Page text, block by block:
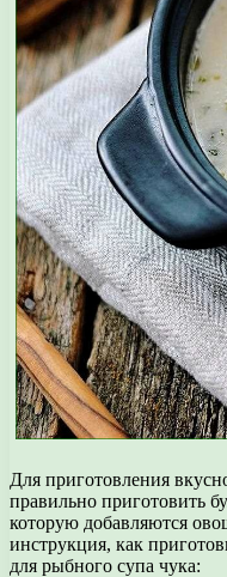
Для приготовления
правильно приготовить
которую добавляются
инструкция, как
для рыбного супа чука: